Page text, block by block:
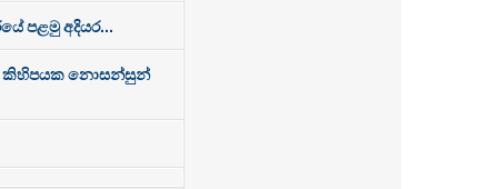
පළමු අදියර...
කිහිපයක නොසන්සුන්